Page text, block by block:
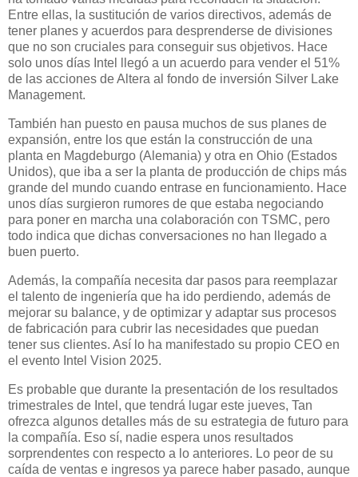
Entre ellas, la sustitución de varios directivos, además de
tener planes y acuerdos para desprenderse de divisiones
que no son cruciales para conseguir sus objetivos. Hace
solo unos días Intel llegó a un acuerdo para vender el 51%
de las acciones de Altera al fondo de inversión Silver Lake
Management.
También han puesto en pausa muchos de sus planes de
expansión, entre los que están la construcción de una
planta en Magdeburgo (Alemania) y otra en Ohio (Estados
Unidos), que iba a ser la planta de producción de chips más
grande del mundo cuando entrase en funcionamiento. Hace
unos días surgieron rumores de que estaba negociando
para poner en marcha una colaboración con TSMC, pero
todo indica que dichas conversaciones no han llegado a
buen puerto.
Además, la compañía necesita dar pasos para reemplazar
el talento de ingeniería que ha ido perdiendo, además de
mejorar su balance, y de optimizar y adaptar sus procesos
de fabricación para cubrir las necesidades que puedan
tener sus clientes. Así lo ha manifestado su propio CEO en
el evento Intel Vision 2025.
Es probable que durante la presentación de los resultados
trimestrales de Intel, que tendrá lugar este jueves, Tan
ofrezca algunos detalles más de su estrategia de futuro para
la compañía. Eso sí, nadie espera unos resultados
sorprendentes con respecto a lo anteriores. Lo peor de su
caída de ventas e ingresos ya parece haber pasado, aunque